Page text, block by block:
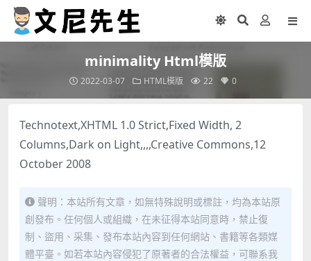
minimality Html模版
2022-03-07 HTML模版 22 0
Technotext,XHTML 1.0 Strict,Fixed Width, 2
Columns,Dark on Light,,,,Creative Commons,12
October 2008
聲明：本站所有文章，如無特殊說明或標註，均為本站原
創發布。任何個人或組織，在未征得本站同意時，禁止復
制、盜用、采集、發布本站內容到任何網站、書籍等各類媒
體平臺。如若本站內容侵犯了原著者的合法權益，可聯系我